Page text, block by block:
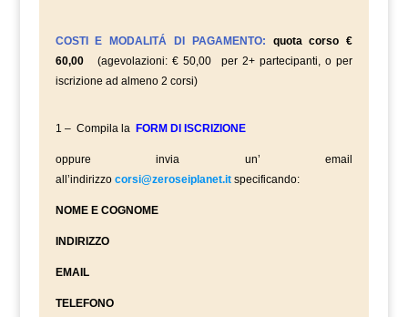
COSTI E MODALITÁ DI PAGAMENTO:
quota corso €
60,00(agevolazioni: € 50,00 per 2+ partecipanti, o per
iscrizione ad almeno 2 corsi)
1 – Compila la FORM DI ISCRIZIONE
oppure invia un’ email
all’indirizzo corsi@zeroseiplanet.itspecificando:
NOME E COGNOME
INDIRIZZO
EMAIL
TELEFONO